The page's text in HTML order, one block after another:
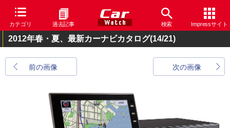
カテゴリ 過去記事 検索 Impressサイト
2012年春・夏、最新カーナビカタログ(14/21)
前の画像 次の画像